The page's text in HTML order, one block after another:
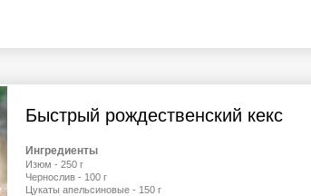
Быстрый рождественский кекс
Ингредиенты
Изюм - 250 г
Чернослив - 100 г
Цукаты апельсиновые - 150 г